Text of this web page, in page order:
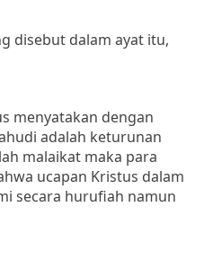
disebut dalam ayat itu,
menyatakan dengan
adalah keturunan
malaikat maka para
ucapan Kristus dalam
secara hurufiah namun